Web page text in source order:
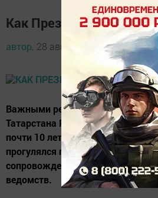
Как Президент по
автор, 28 августа 2016 - 10:08
Важными решениями
Татарстана Рустама
почти 10 лет после подготовки к
прогулялся по исторической
сопровождении руководства
ведомств.